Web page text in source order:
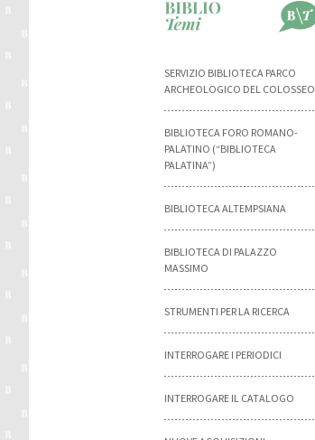
SERVIZIO BIBLIOTECA PARCO
ARCHEOLOGICO DEL COLOSSEO
BIBLIOTECA FORO ROMANO-
PALATINO (“BIBLIOTECA
PALATINA”)
BIBLIOTECA ALTEMPSIANA
BIBLIOTECA DI PALAZZO
MASSIMO
STRUMENTI PER LA RICERCA
INTERROGARE I PERIODICI
INTERROGARE IL CATALOGO